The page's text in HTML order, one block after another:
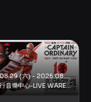
2026.08.29 (六) - 2026.08.29 (六)
高雄流行音樂中心-LIVE WAREHOUSE